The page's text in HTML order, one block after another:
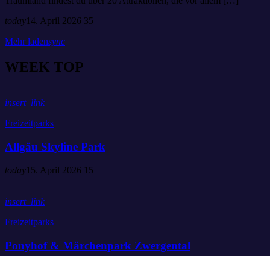
today14. April 2026 35
Mehr ladensync
WEEK TOP
insert_link
Freizeitparks
Allgäu Skyline Park
today15. April 2026 15
insert_link
Freizeitparks
Ponyhof & Märchenpark Zwergental